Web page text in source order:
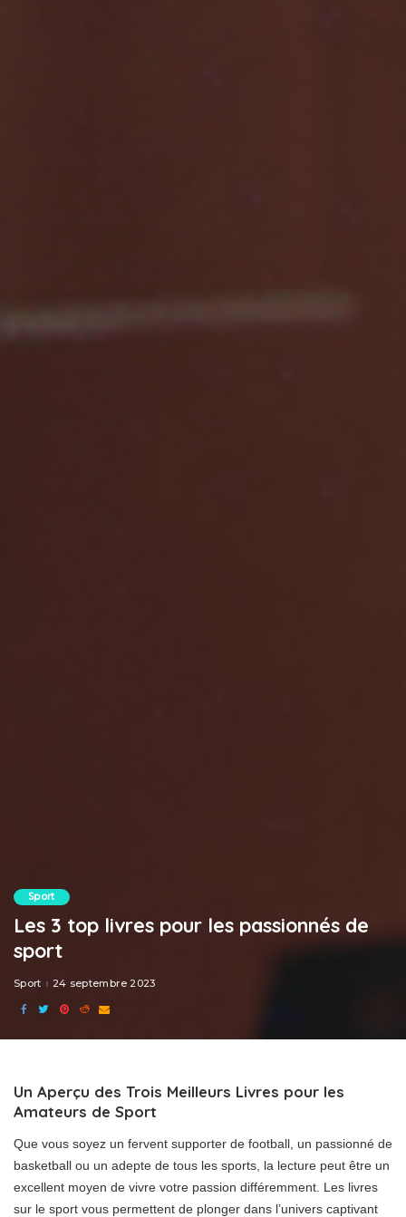
Sport
Les 3 top livres pour les passionnés de
sport
Sport 24 septembre 2023
Un Aperçu des Trois Meilleurs Livres pour les
Amateurs de Sport
Que vous soyez un fervent supporter de football, un passionné de
basketball ou un adepte de tous les sports, la lecture peut être un
excellent moyen de vivre votre passion différemment. Les livres
sur le sport vous permettent de plonger dans l’univers captivant